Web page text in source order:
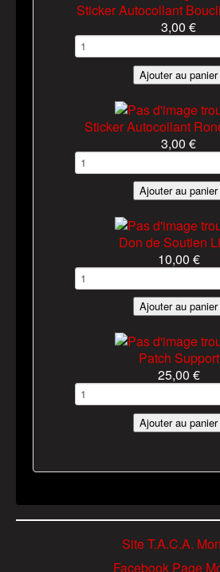
Sticker Autocollant
3,00 €
Sticker Autocollant
3,00 €
Don de Soutien
10,00 €
Patch Support
25,00 €
Site T.A.C.A.
Facebook Page